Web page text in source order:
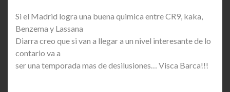
Si el Madrid logra una buena quimica entre CR9, kaka,
Benzema y Lassana
Diarra creo que si van a llegar a un nivel interesante de lo
contario va a
ser una temporada mas de desilusiones… Visca Barca!!!